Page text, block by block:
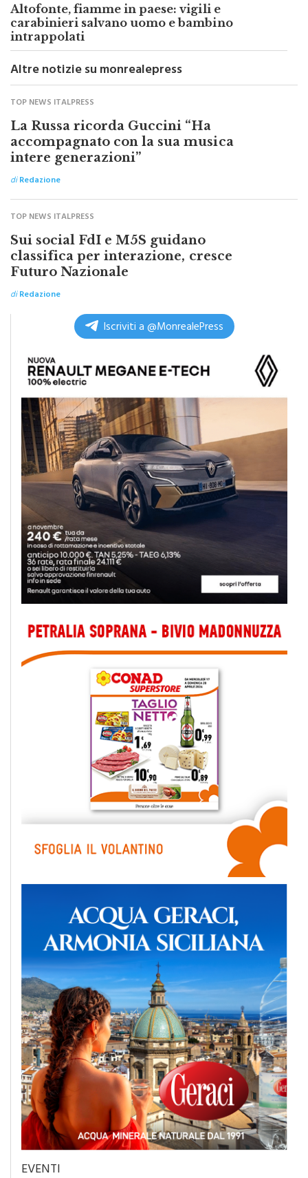
Altofonte, fiamme in paese: vigili e
carabinieri salvano uomo e bambino
intrappolati
Altre notizie su monrealepress
TOP NEWS ITALPRESS
La Russa ricorda Guccini “Ha
accompagnato con la sua musica
intere generazioni”
diRedazione
TOP NEWS ITALPRESS
Sui social FdI e M5S guidano
classifica per interazione, cresce
Futuro Nazionale
diRedazione
Iscriviti a @MonrealePress
EVENTI